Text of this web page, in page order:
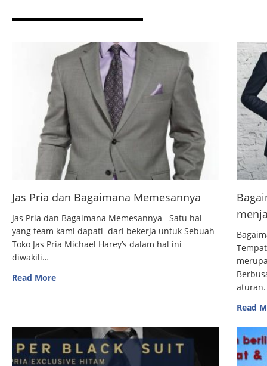
Jas Pria dan Bagaimana Memesannya
Jas Pria dan Bagaimana Memesannya Satu hal
yang team kami dapati dari bekerja untuk Sebuah
Toko Jas Pria Michael Harey’s dalam hal ini
diwakili…
Read More
Read